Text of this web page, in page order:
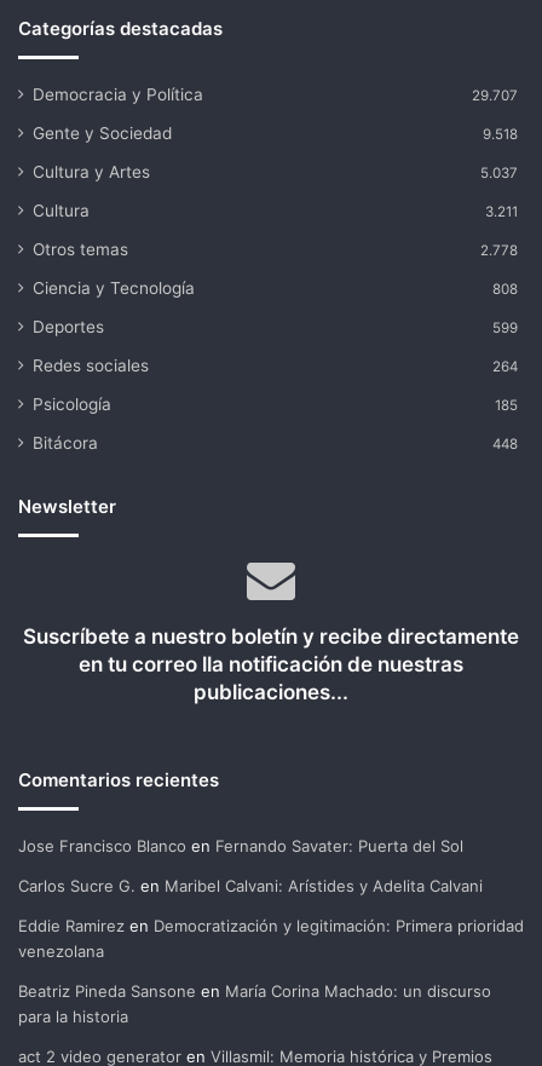
Categorías destacadas
Democracia y Política 29.707
Gente y Sociedad 9.518
Cultura y Artes 5.037
Cultura 3.211
Otros temas 2.778
Ciencia y Tecnología 808
Deportes 599
Redes sociales 264
Psicología 185
Bitácora 448
Newsletter
Suscríbete a nuestro boletín y recibe directamente
en tu correo lla notificación de nuestras
publicaciones...
Comentarios recientes
Jose Francisco Blanco en Fernando Savater: Puerta del Sol
Carlos Sucre G. en Maribel Calvani: Arístides y Adelita Calvani
Eddie Ramirez en Democratización y legitimación: Primera prioridad
venezolana
Beatriz Pineda Sansone en María Corina Machado: un discurso
para la historia
act 2 video generator en Villasmil: Memoria histórica y Premios